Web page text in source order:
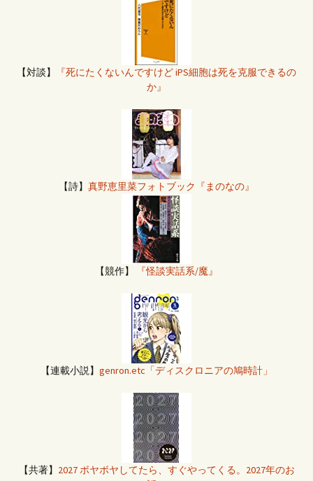
【対談】
『死にたくないんですけど iPS細胞は死を克服できるの
か』
【詩】 真野恵里菜フォトブック『まのなの』
【競作】 『怪談実話系/魔』
【連載小説】 genron.etc「ディスクロニアの鳩時計」
【共著】 2027 ボヤボヤしてたら、すぐやってくる。2027年のお